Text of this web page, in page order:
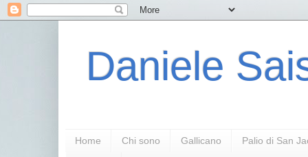
Daniele
Home Chi sono Gallicano Palio di San